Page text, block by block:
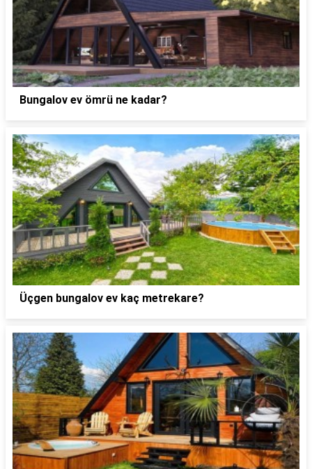
Bungalov ev ömrü ne kadar?
Üçgen bungalov ev kaç metrekare?